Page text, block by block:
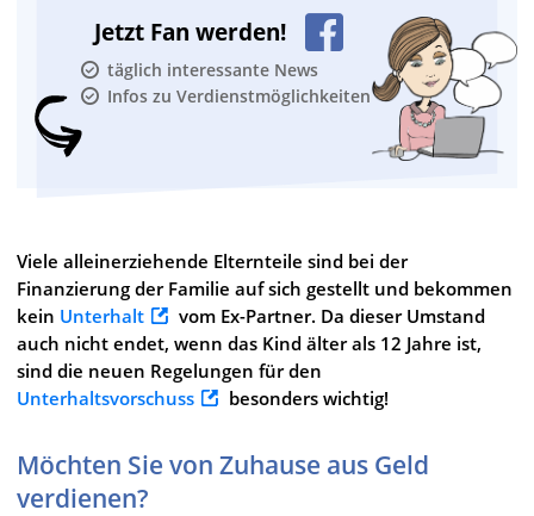
Jetzt Fan werden!
täglich interessante News
Infos zu Verdienstmöglichkeiten
Viele alleinerziehende Elternteile sind bei der
Finanzierung der Familie auf sich gestellt und bekommen
kein Unterhalt
vom Ex-Partner. Da dieser Umstand
auch nicht endet, wenn das Kind älter als 12 Jahre ist,
sind die neuen Regelungen für den
Unterhaltsvorschuss
besonders wichtig!
Möchten Sie von Zuhause aus Geld
verdienen?